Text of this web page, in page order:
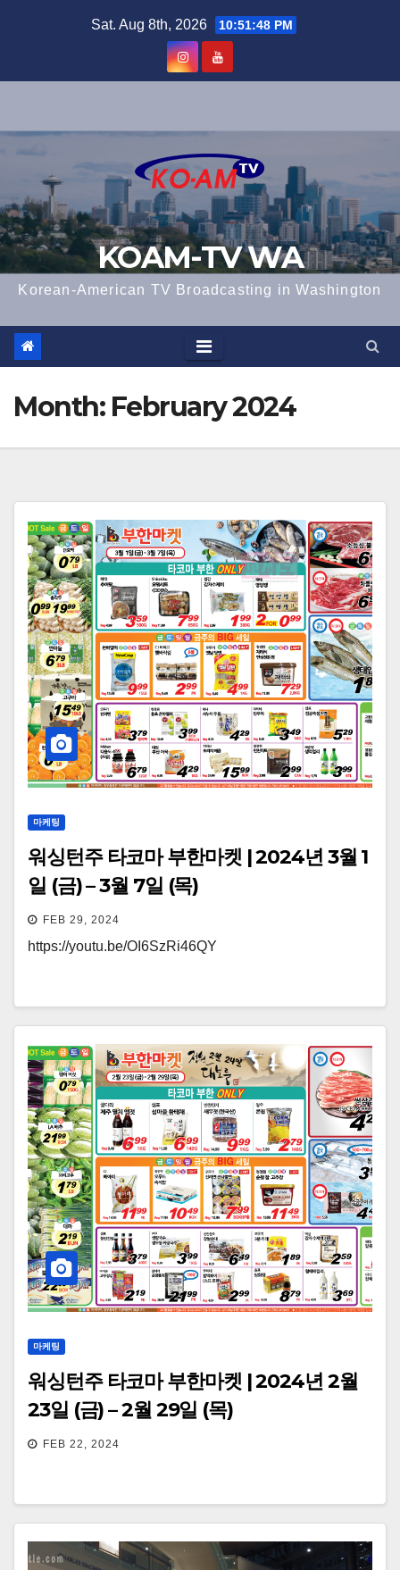
Sat. Aug 8th, 2026 10:51:49 PM
KOAM-TV WA
Korean-American TV Broadcasting in Washington
Month: February 2024
마케팅
워싱턴주 타코마 부한마켓 | 2024년 3월 1
일 (금) – 3월 7일 (목)
FEB 29, 2024
https://youtu.be/OI6SzRi46QY
마케팅
워싱턴주 타코마 부한마켓 | 2024년 2월
23일 (금) – 2월 29일 (목)
FEB 22, 2024